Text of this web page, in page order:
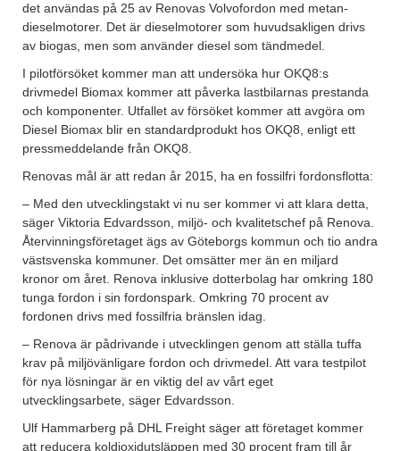
det användas på 25 av Renovas Volvofordon med metan-
dieselmotorer. Det är dieselmotorer som huvudsakligen drivs
av biogas, men som använder diesel som tändmedel.
I pilotförsöket kommer man att undersöka hur OKQ8:s
drivmedel Biomax kommer att påverka lastbilarnas prestanda
och komponenter. Utfallet av försöket kommer att avgöra om
Diesel Biomax blir en standardprodukt hos OKQ8, enligt ett
pressmeddelande från OKQ8.
Renovas mål är att redan år 2015, ha en fossilfri fordonsflotta:
– Med den utvecklingstakt vi nu ser kommer vi att klara detta,
säger Viktoria Edvardsson, miljö- och kvalitetschef på Renova.
Återvinningsföretaget ägs av Göteborgs kommun och tio andra
västsvenska kommuner. Det omsätter mer än en miljard
kronor om året. Renova inklusive dotterbolag har omkring 180
tunga fordon i sin fordonspark. Omkring 70 procent av
fordonen drivs med fossilfria bränslen idag.
– Renova är pådrivande i utvecklingen genom att ställa tuffa
krav på miljövänligare fordon och drivmedel. Att vara testpilot
för nya lösningar är en viktig del av vårt eget
utvecklingsarbete, säger Edvardsson.
Ulf Hammarberg på DHL Freight säger att företaget kommer
att reducera koldioxidutsläppen med 30 procent fram till år